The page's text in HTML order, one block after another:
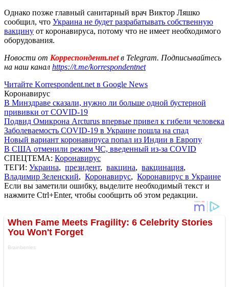
Однако позже главный санитарный врач Виктор Ляшко
сообщил, что Украина не будет разрабатывать собственную
вакцину от коронавируса, потому что не имеет необходимого
оборудования.
Новости от Корреспондент.netв Telegram. Подписывайтесь
на наш канал https://t.me/korrespondentnet
Читайте Korrespondent.net в Google News
Коронавирус
В Минздраве сказали, нужно ли больше одной бустерной
прививки от COVID-19
Подвид Омикрона Arcturus впервые привел к гибели человека
Заболеваемость COVID-19 в Украине пошла на спад
Новый вариант коронавируса попал из Индии в Европу
В США отменили режим ЧС, введенный из-за COVID
СПЕЦТЕМА: Коронавирус
ТЕГИ: Украина, президент, вакцина, вакцинация,
Владимир Зеленский, Коронавирус, Коронавирус в Украине
Если вы заметили ошибку, выделите необходимый текст и
нажмите Ctrl+Enter, чтобы сообщить об этом редакции.